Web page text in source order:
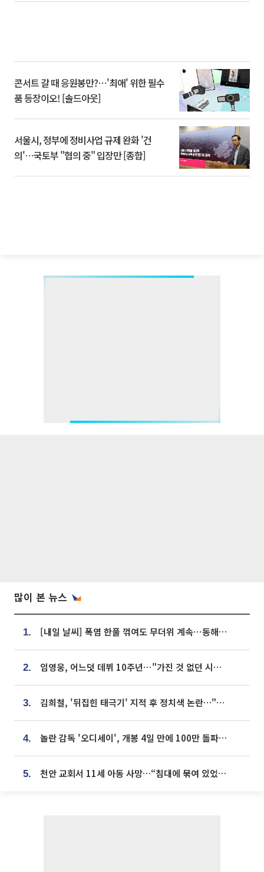
콘서트 갈 때 응원봉만?⋯'최애' 위한 필수
품 등장이오! [솔드아웃]
서울시, 정부에 정비사업 규제 완화 '건
의'⋯국토부 "협의 중" 입장만 [종합]
많이 본 뉴스
1. [내일 날씨] 폭염 한풀 꺾여도 무더위 계속⋯동해안 이틀 연속 비
2. 임영웅, 어느덧 데뷔 10주년⋯"가진 것 없던 시절, 내 앞엔 20명의 팬뿐"
3. 김희철, '뒤집힌 태극기' 지적 후 정치색 논란…"좌우 떠나 우리나라 국기"
4. 놀란 감독 '오디세이', 개봉 4일 만에 100만 돌파⋯'왕사남' 보다 빠르다
5. 천안 교회서 11세 아동 사망…“침대에 묶여 있었다” 진술 확보